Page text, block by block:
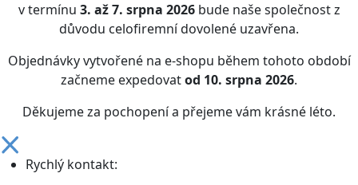
v termínu 3. až 7. srpna 2026bude naše společnost z
důvodu celofiremní dovolené uzavřena.
Objednávky vytvořené na e-shopu během tohoto období
začneme expedovatod 10. srpna 2026.
Děkujeme za pochopení a přejeme vám krásné léto.
Rychlý kontakt: